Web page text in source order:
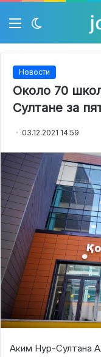
Мәзір
skin
Новости
Около 70
Султане за
03.12.2021 14:59
Аким Нур-Султана